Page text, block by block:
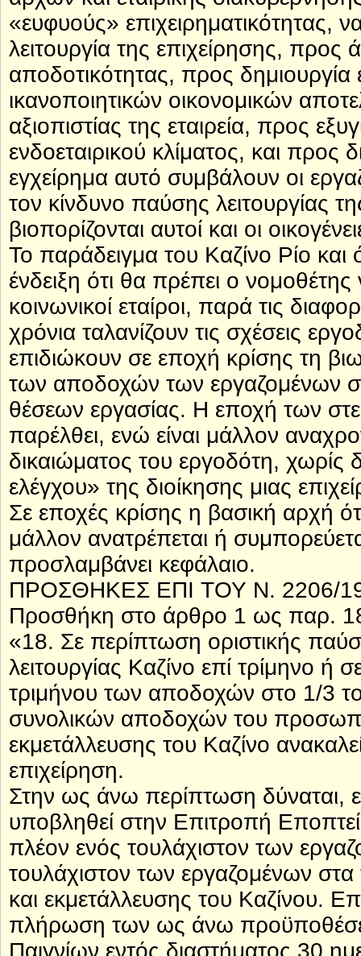
«ευφυούς» επιχειρηματικότητας,
λειτουργία της επιχείρησης, προς
αποδοτικότητας, προς δημιουργία
ικανοποιητικών οικονομικών
αξιοπιστίας της εταιρεία, προς
ενδοεταιρικού κλίματος, και
εγχείρημα αυτό συμβάλουν οι
τον κίνδυνο παύσης λειτουργίας
βιοπορίζονται αυτοί και οι
Το παράδειγμα του Καζίνο Ρίο και
ένδειξη ότι θα πρέπει ο νομοθέτης
κοινωνικοί εταίροι, παρά τις
χρόνια ταλανίζουν τις σχέσεις
επιδιώκουν σε εποχή κρίσης τη
των αποδοχών των εργαζομένων
θέσεων εργασίας. Η εποχή των
παρέλθει, ενώ είναι μάλλον
δικαιώματος του εργοδότη, χωρίς
ελέγχου» της διοίκησης μιας
Σε εποχές κρίσης η βασική αρχή
μάλλον ανατρέπεται ή
προσλαμβάνει κεφάλαιο.
ΠΡΟΣΘΗΚΕΣ ΕΠΙ ΤΟΥ Ν. 2206/
Προσθήκη στο άρθρο 1 ως παρ.
«18. Σε περίπτωση οριστικής
λειτουργίας Καζίνο επί τρίμηνο
τριμήνου των αποδοχών στο 1/3
συνολικών αποδοχών του
εκμετάλλευσης του Καζίνο
επιχείρηση.
Στην ως άνω περίπτωση δύναται,
υποβληθεί στην Επιτροπή
πλέον ενός τουλάχιστον των
τουλάχιστον των εργαζομένων στα
και εκμετάλλευσης του Καζίνου.
πλήρωση των ως άνω
Παιγνίων εντός διαστήματος 30